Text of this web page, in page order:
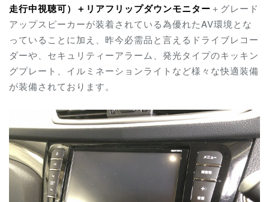
走行中視聴可）＋ リアフリップダウンモニター＋グレード
アップスピーカーが装着されている為優れたAV環境とな
っていることに加え、昨今必需品と言えるドライブレコー
ダーや、セキュリティーアラーム、発光タイプのキッキン
グプレート、イルミネーションライトなど様々な快適装備
が装備されております。